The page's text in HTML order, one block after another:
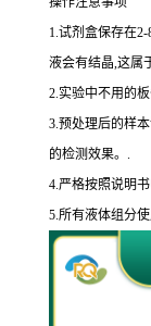
1.试剂盒保存在2-
液会有结晶,这属
2.实验中不用的
3.预处理后的样
的检测效果。 .
4.严格按照说明
5.所有液体组分使